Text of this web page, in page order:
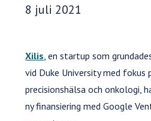
Publiceringsdatum:
8 juli 2021
Xilis , en startup som
vid Duke University med
precisionshälsa och onkologi,
ny finansiering med Google